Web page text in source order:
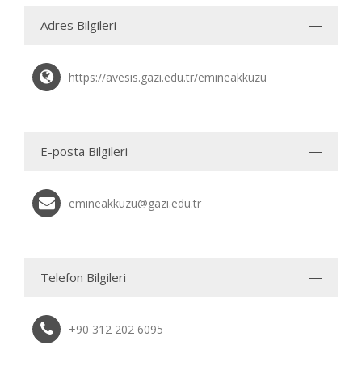
Adres Bilgileri
https://avesis.gazi.edu.tr/emineakkuzu
E-posta Bilgileri
emineakkuzu@gazi.edu.tr
Telefon Bilgileri
+90 312 202 6095